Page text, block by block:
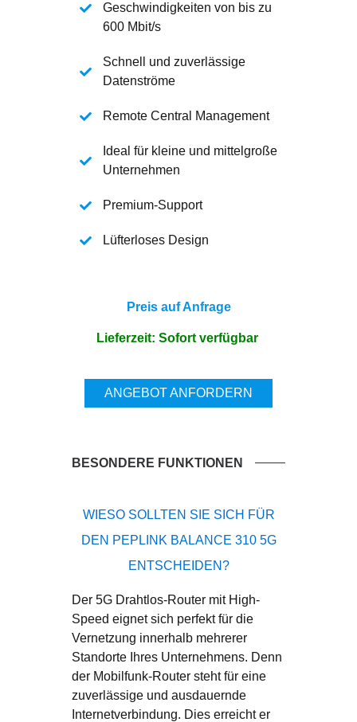
Geschwindigkeiten von bis zu
600 Mbit/s
Schnell und zuverlässige
Datenströme
Remote Central Management
Ideal für kleine und mittelgroße
Unternehmen
Premium-Support
Lüfterloses Design
Preis auf Anfrage
Lieferzeit: Sofort verfügbar
ANGEBOT ANFORDERN
BESONDERE FUNKTIONEN
WIESO SOLLTEN SIE SICH FÜR
DEN PEPLINK BALANCE 310 5G
ENTSCHEIDEN?
Der 5G Drahtlos-Router mit High-
Speed eignet sich perfekt für die
Vernetzung innerhalb mehrerer
Standorte Ihres Unternehmens. Denn
der Mobilfunk-Router steht für eine
zuverlässige und ausdauernde
Internetverbindung. Dies erreicht er